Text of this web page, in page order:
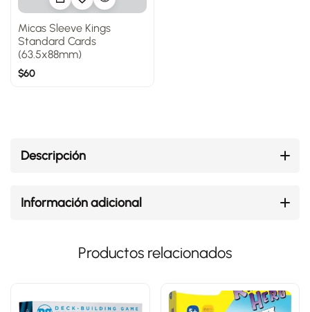
Micas Sleeve Kings
Standard Cards
(63.5x88mm)
$60
Descripción
Información adicional
Productos relacionados